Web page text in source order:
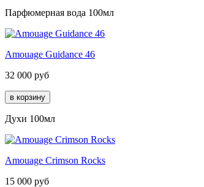
Парфюмерная вода 100мл
Amouage Guidance 46
32 000 руб
Духи 100мл
Amouage Crimson Rocks
15 000 руб